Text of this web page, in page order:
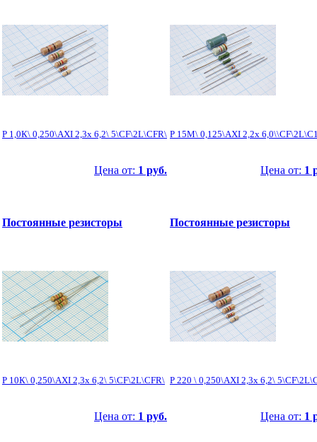
Р 1,0К\ 0,250\AXI 2,3x 6,2\ 5\CF\2L\CFR\
Цена от: 1 руб.
Р 15М\ 0,125\AXI 2,2x
Цена от: 1
Постоянные резисторы
Р 10К\ 0,250\AXI 2,3x 6,2\ 5\CF\2L\CFR\
Цена от: 1 руб.
Постоянные резисторы
Р 220 \ 0,250\AXI 2,3x 6,2\
Цена от: 1